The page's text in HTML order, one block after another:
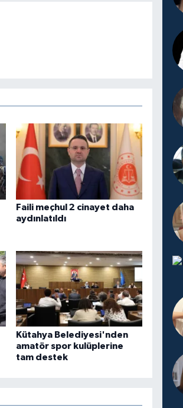
Faili meçhul 2 cinayet daha
aydınlatıldı
Kütahya Belediyesi'nden
amatör spor kulüplerine
tam destek